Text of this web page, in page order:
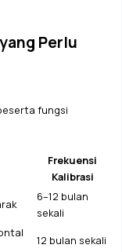
Perlu
fungsi
Frekuensi
Kalibrasi
6–12 bulan
sekali
12 bulan sekali